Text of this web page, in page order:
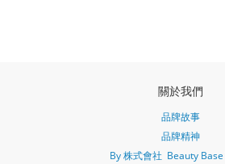
關於我們
品牌故事
品牌精神
By 株式會社 Beauty Base